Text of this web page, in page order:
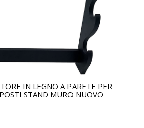
IN LEGNO A PARETE PER
STAND MURO NUOVO